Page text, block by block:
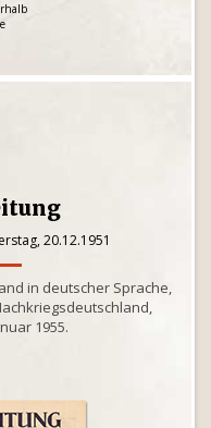
20.12.1951
in deutscher Sprache,
1955.